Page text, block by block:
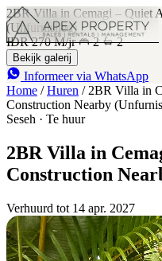
2BR Villa in Cemagi – Quiet
(Unfurnished)
IDR 270 M/jr 2 2
Bekijk galerij
Informeer via WhatsApp
Home / Huren / 2BR Villa in
Construction Nearby
Seseh · Te huur
2BR Villa in
Construction
Verhuurd tot 14 apr. 2027